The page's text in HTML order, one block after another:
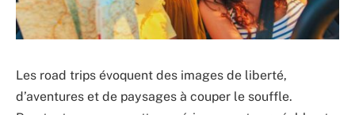
Les road trips évoquent des images de liberté,
d’aventures et de paysages à couper le souffle.